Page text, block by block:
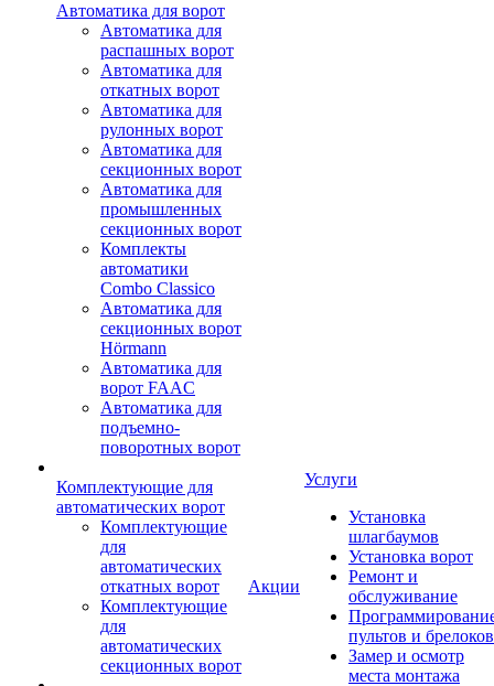
Автоматика для ворот
Автоматика для
распашных ворот
Автоматика для
откатных ворот
Автоматика для
рулонных ворот
Автоматика для
секционных ворот
Автоматика для
промышленных
секционных ворот
Комплекты
автоматики
Combo Classico
Автоматика для
секционных ворот
Hörmann
Автоматика для
ворот FAAC
Автоматика для
подъемно-
поворотных ворот
Комплектующие для
автоматических ворот
Комплектующие
для
автоматических
откатных ворот
Комплектующие
для
автоматических
секционных ворот
Акции
Услуги
Установка
шлагбаумов
Установка ворот
Ремонт и
обслуживание
пультов и брелоков
Замер и осмотр
места монтажа